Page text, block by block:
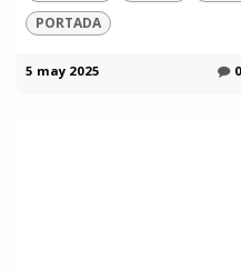
PORTADA
5 may 2025 0